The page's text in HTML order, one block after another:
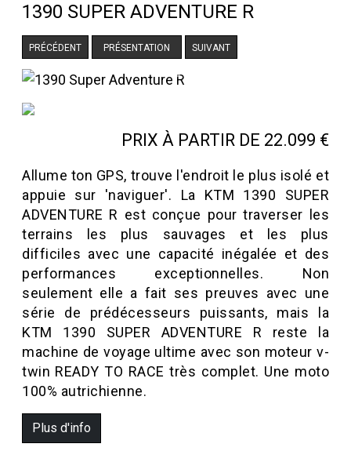
1390 SUPER ADVENTURE R
PRÉCÉDENT PRÉSENTATION SUIVANT
PRIX À PARTIR DE 22.099 €
Allume ton GPS, trouve l'endroit le plus isolé et
appuie sur 'naviguer'. La KTM 1390 SUPER
ADVENTURE R est conçue pour traverser les
terrains les plus sauvages et les plus
difficiles avec une capacité inégalée et des
performances exceptionnelles. Non
seulement elle a fait ses preuves avec une
série de prédécesseurs puissants, mais la
KTM 1390 SUPER ADVENTURE R reste la
machine de voyage ultime avec son moteur v-
twin READY TO RACE très complet. Une moto
100% autrichienne.
Plus d'info